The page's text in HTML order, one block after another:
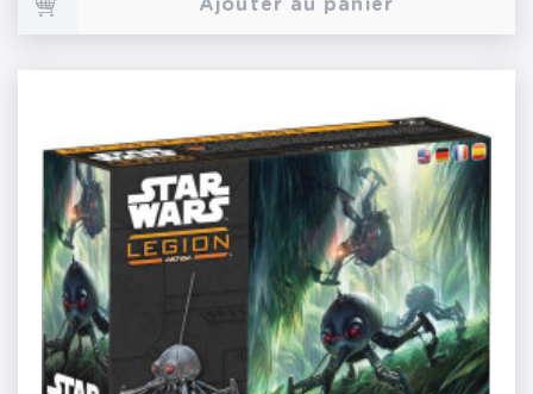
Ajouter au panier